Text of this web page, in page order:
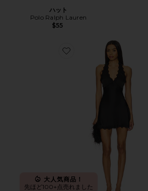
ハット
Polo Ralph Lauren
$55
Favorite STARS ALIGN ドレス
大人気商品！
先ほど100+点売れました